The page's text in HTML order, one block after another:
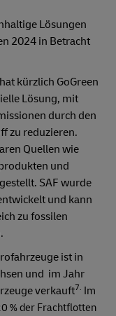
Lösungen
2024 in Betracht
kürzlich GoGreen
Lösung, mit
durch den
zu reduzieren.
Quellen wie
und
SAF wurde
und kann
zu fossilen
ist in
und im Jahr
verkauft7. Im
% der Frachtflotten